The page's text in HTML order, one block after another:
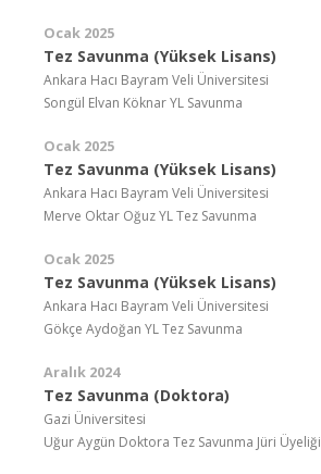
Ocak 2025
Tez Savunma (Yüksek Lisans)
Ankara Hacı Bayram Veli Üniversitesi
Songül Elvan Köknar YL Savunma
Ocak 2025
Tez Savunma (Yüksek Lisans)
Ankara Hacı Bayram Veli Üniversitesi
Merve Oktar Oğuz YL Tez Savunma
Ocak 2025
Tez Savunma (Yüksek Lisans)
Ankara Hacı Bayram Veli Üniversitesi
Gökçe Aydoğan YL Tez Savunma
Aralık 2024
Tez Savunma (Doktora)
Gazi Üniversitesi
Uğur Aygün Doktora Tez Savunma Jüri Üyeliği